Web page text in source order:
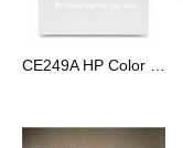
CE249A HP Color LaserJet CM4540 MFP/CP4025/CP4525转印组件